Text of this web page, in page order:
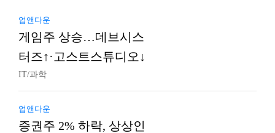
업앤다운
게임주 상승…데브시스
터즈↑·고스트스튜디오↓
IT/과학
업앤다운
증권주 2% 하락, 상상인